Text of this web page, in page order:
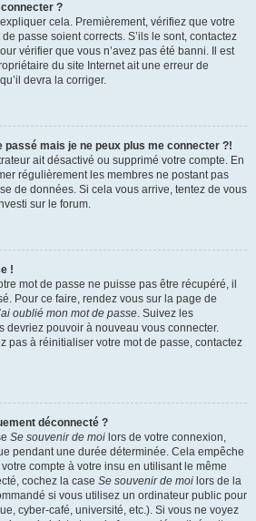
?
cela. Premièrement, vérifiez que votre
passe soient corrects. S’ils le sont, contactez
vérifier que vous n’avez pas été banni. Il est
du site Internet ait une erreur de
devra la corriger.
mais je ne peux plus me connecter ?!
ait désactivé ou supprimé votre compte. En
régulièrement les membres ne postant pas
de données. Si cela vous arrive, tentez de vous
sur le forum.
!
mot de passe ne puisse pas être récupéré, il
Pour ce faire, rendez vous sur la page de
oublié mon mot de passe. Suivez les
devriez pouvoir à nouveau vous connecter.
pas à réinitialiser votre mot de passe, contactez
déconnecté ?
Se souvenir de moi lors de votre connexion,
pendant une durée déterminée. Cela empêche
compte à votre insu en utilisant le même
cochez la case Se souvenir de moi lors de la
si vous utilisez un ordinateur public pour
cyber-café, université, etc.). Si vous ne voyez